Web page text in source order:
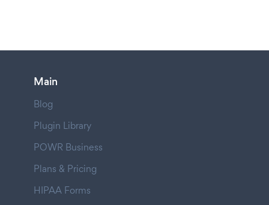
Main
Blog
Plugin Library
POWR Business
Plans & Pricing
HIPAA Forms